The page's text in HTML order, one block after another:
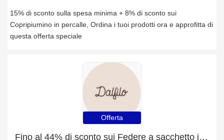
15% di sconto sulla spesa minima + 8% di sconto sui
Copripiumino in percalle, Ordina i tuoi prodotti ora e approfitta di
questa offerta speciale
Offerta
Fino al 44% di sconto sui Federe a sacchetto in percalle per un tempo limitato